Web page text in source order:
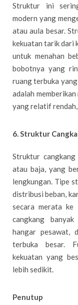
Struktur ini
modern yang
atau aula besar.
kekuatan tarik dari
untuk menahan
bobotnya yang
ruang terbuka
adalah
yang relatif
6. Struktur
Struktur
atau baja, yang
lengkungan. Tipe
distribusi beban,
secara merata ke
cangkang
hangar pesawat,
terbuka besar.
kekuatan yang
lebih sedikit.
Penutup